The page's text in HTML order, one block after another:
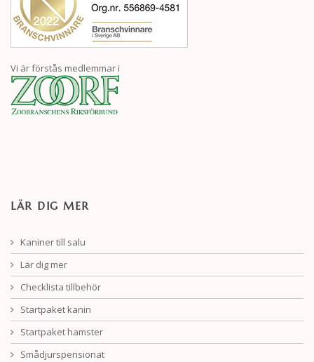
Vi är förstås medlemmar i
LÄR DIG MER
Kaniner till salu
Lär dig mer
Checklista tillbehör
Startpaket kanin
Startpaket hamster
Smådjurspensionat